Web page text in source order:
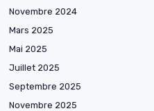
Novembre 2024
Mars 2025
Mai 2025
Juillet 2025
Septembre 2025
Novembre 2025